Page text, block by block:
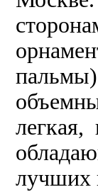
лучших